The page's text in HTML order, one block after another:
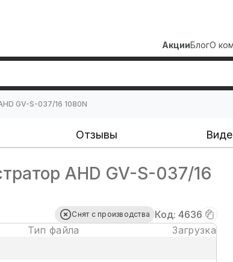
АкцииБлогО
GV-S-037/16 1080N
Отзывы
AHD GV-S-037/16
Снят с производства
Код: 4636
Тип файла
Загрузка